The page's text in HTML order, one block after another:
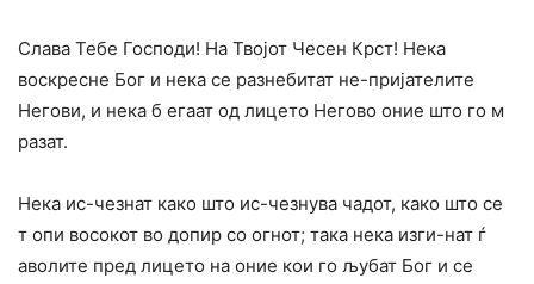
Слава Тебе Господи! На Твојот Чесен Крст! Нека
воскресне Бог и нека се разнебитат не-пријателите
Негови, и нека б егаат од лицето Негово оние што го м
разат.
Нека ис-чезнат како што ис-чезнува чадот, како што се
т опи восокот во допир со огнот; така нека изги-нат ѓ
аволите пред лицето на оние кои го љубат Бог и се